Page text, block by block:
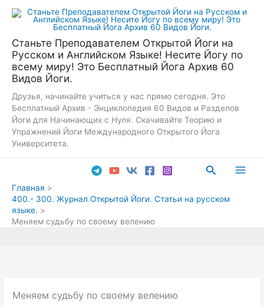
Перейти
Станьте Преподавателем Открытой Йоги на
Русском и Английском Языке! Несите Йогу по
всему миру! Это Бесплатный Йога Архив 60
Видов Йоги.
Друзья, начинайте учиться у нас прямо сегодня. Это
Бесплатный Архив - Энциклопедия 60 Видов и Разделов
Йоги для Начинающих с Нуля. Скачивайте Теорию и
Упражнений Йоги Международного Открытого Йога
Университета.
Поиск
Главная
400.- 300. Журнал Открытой Йоги. Статьи на русском
языке.
Меняем судьбу по своему велению
Меняем судьбу по своему велению